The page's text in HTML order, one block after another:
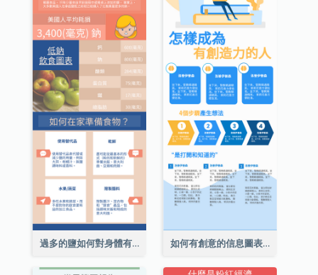
過多的鹽如何對身體有害信息圖表 如何有創意的信息圖表